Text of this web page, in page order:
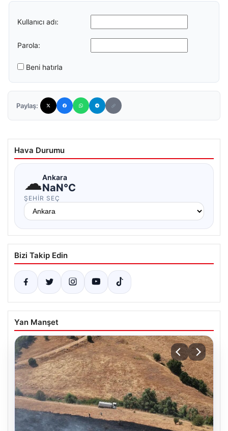
Kullanıcı adı:
Parola:
Beni hatırla
Paylaş:
Hava Durumu
☁Ankara
NaN°C
ŞEHIR SEÇ
Bizi Takip Edin
Yan Manşet